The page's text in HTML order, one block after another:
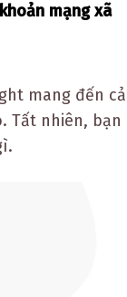
mạng xã
mang đến cả
Tất nhiên, bạn